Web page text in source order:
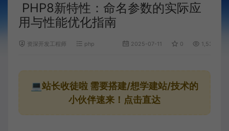
PHP8新特性：命名参数的实际应
用与性能优化指南
资深开发工程师 php 2025-07-11 0 1,531
💻站长收徒啦 需要搭建/想学建站/技术的
小伙伴速来！点击直达